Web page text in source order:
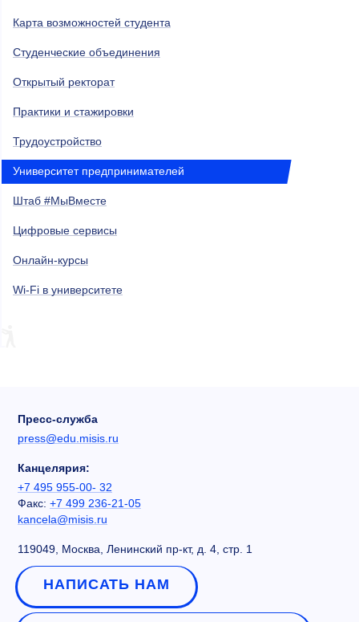
Карта возможностей студента
Студенческие объединения
Открытый ректорат
Практики и стажировки
Трудоустройство
Университет предпринимателей
Штаб #МыВместе
Цифровые сервисы
Онлайн-курсы
Wi-Fi в университете
Пресс-служба
press@edu.misis.ru
Канцелярия:
+7 495 955-00- 32
Факс: +7 499 236-21-05
kancela@misis.ru
119049, Москва, Ленинский пр-кт, д. 4, стр. 1
НАПИСАТЬ НАМ